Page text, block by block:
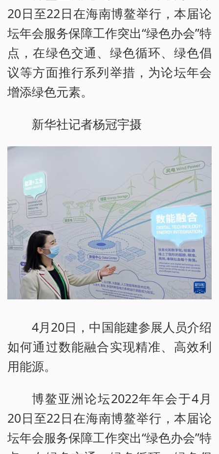
20日至22日在海南博鳌举行，本届论
坛年会服务保障工作突出“绿色办会”特
点，在绿色交通、绿色循环、绿色倡
议等方面推行系列举措，为论坛年会
增添绿色元素。
新华社记者杨冠宇摄
4月20日，中国能建参展人员介绍
如何通过数能融合实现精准、高效利
用能源。
博鳌亚洲论坛2022年年会于4月
20日至22日在海南博鳌举行，本届论
坛年会服务保障工作突出“绿色办会”特